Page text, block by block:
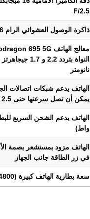
F/2.5
ذاكرة الوصول العشوائي الرام 6 أو 8 جيجابايت
نانومتر
يمكن أن تصل سرعتها حتى 2.5 جيجابت
واط)
الهاتف مزود بمستشعر بصمة
في زر الطاقة جانب الجهاز
سعة بطارية الهاتف كبيرة (4800 مللي أمبير)